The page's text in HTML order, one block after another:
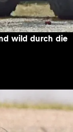
wild durch die